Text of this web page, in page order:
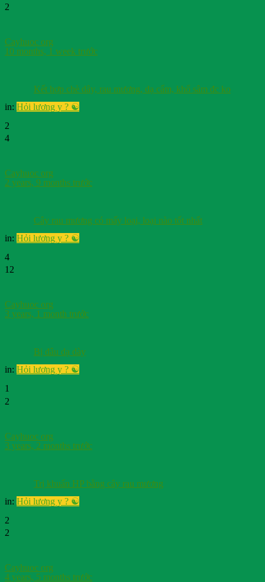
2
Cayhuoc org
10 months, 1 week trước
Kết hợp chè dây, rau mương, dạ cẩm, khổ sâm đc ko
in: Hỏi lương y ? ☯️
2
4
Cayhuoc org
2 years, 9 months trước
Cây rau mương có mấy loại, loại nào tốt nhất
in: Hỏi lương y ? ☯️
4
12
Cayhuoc org
3 years, 1 month trước
Bị đâu dạ dày
in: Hỏi lương y ? ☯️
1
2
Cayhuoc org
3 years, 2 months trước
Trị khuẩn HP bằng cây rau mương
in: Hỏi lương y ? ☯️
2
2
Cayhuoc org
4 years, 5 months trước